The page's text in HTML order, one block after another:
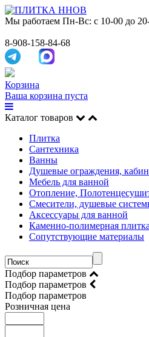
Мы работаем Пн-Вс: с 10-00 до
8-908-158-84-68
Корзина
Ваша корзина пуста
Каталог товаров
Плитка
Сантехника
Ванны
Душевые ограждения,
Мебель для ванной
Отопление,
Смесители, душевые
Аксессуары для ванной
Каменно-полимерная
Сопутствующие материалы
Подбор параметров
Подбор параметров
Подбор параметров
Розничная цена